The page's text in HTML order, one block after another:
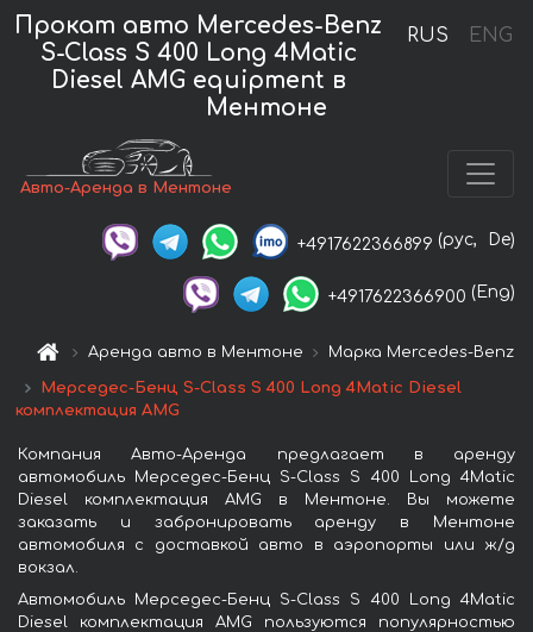
RUS ENG
Прокат авто Mercedes-Benz
S-Class S 400 Long 4Matic
Diesel AMG equipment в
Ментоне
Авто-Аренда в Ментоне
+4917622366899 (рус, De)
+4917622366900 (Eng)
Аренда авто в Ментоне Марка Mercedes-Benz
Мерседес-Бенц S-Class S 400 Long 4Matic Diesel
комплектация AMG
Компания Авто-Аренда предлагает в аренду
автомобиль Мерседес-Бенц S-Class S 400 Long 4Matic
Diesel комплектация AMG в Ментоне. Вы можете
заказать и забронировать аренду в Ментоне
автомобиля с доставкой авто в аэропорты или ж/д
вокзал.
Автомобиль Мерседес-Бенц S-Class S 400 Long 4Matic
Diesel комплектация AMG пользуются популярностью